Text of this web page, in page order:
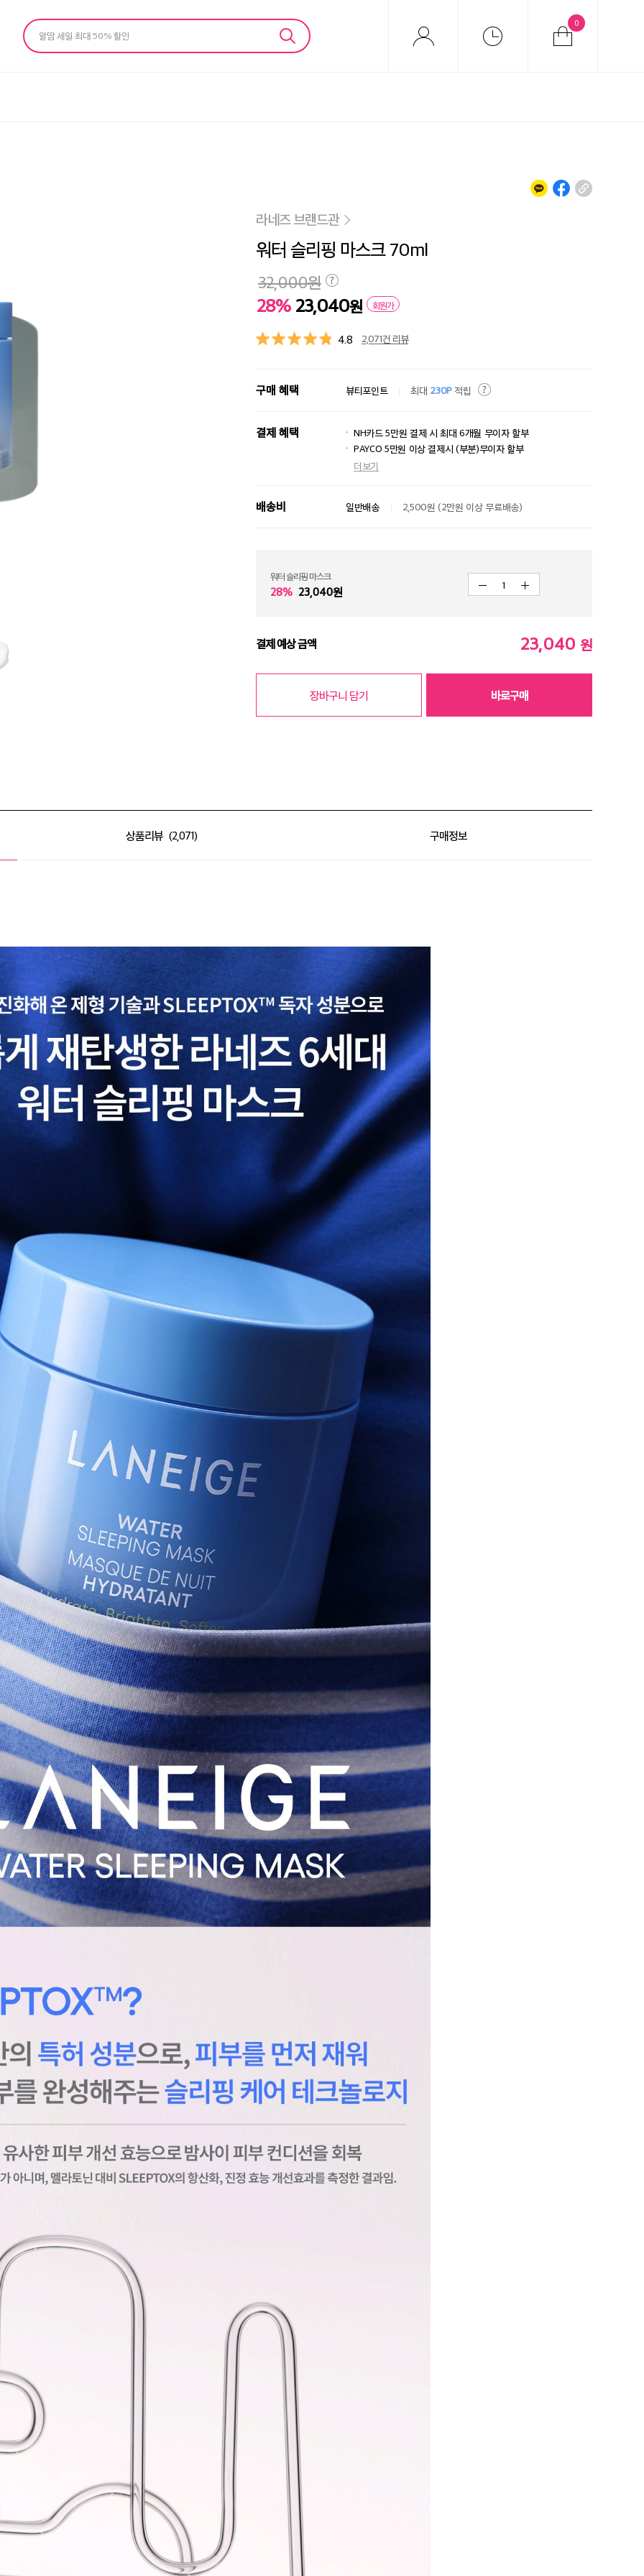
알땀 세일 최대 50% 할인
0
라네즈 브랜드관
워터 슬리핑 마스크 70ml
28% 23,040원 회원가
32,000원
4.8 2,071건 리뷰
구매 혜택 뷰티포인트 최대 230P적립
결제 혜택
NH카드 5만원 결제 시 최대 6개월 무이자 할부
PAYCO 5만원 이상 결제시 (부분)무이자 할부
더보기
배송비 일반배송 2,500원 (2만원 이상 무료배송)
워터 슬리핑 마스크
28% 23,040원 1
결제 예상 금액 23,040 원
장바구니 담기 바로구매
상품리뷰 2,071 구매정보